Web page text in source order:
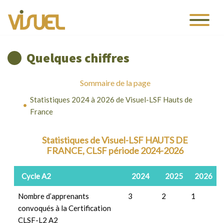
Quelques chiffres
Sommaire de la page
Statistiques 2024 à 2026 de Visuel-LSF Hauts de
France
Statistiques de Visuel-LSF HAUTS DE
FRANCE, CLSF période 2024-2026
Cycle A2 2024 2025 2026
Nombre d’apprenants
convoqués à la Certification
CLSF-L2 A2
3 2 1